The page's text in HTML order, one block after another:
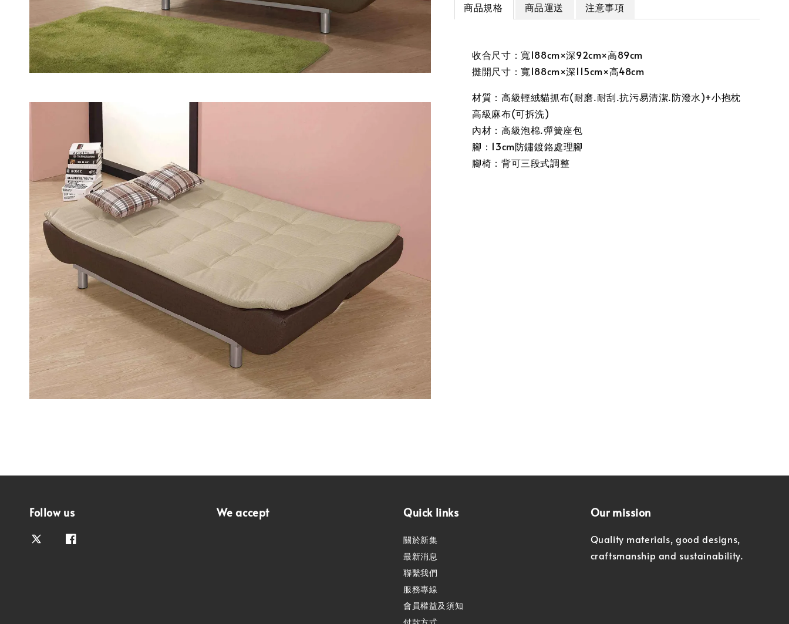
商品規格 商品運送 注意事項
收合尺寸：寬188cm×深92cm×高89cm
攤開尺寸：寬188cm×深115cm×高48cm
材質：高級輕絨貓抓布(耐磨.耐刮.抗污易清潔.防潑水)+小抱枕
高級麻布(可拆洗)
內材：高級泡棉.彈簧座包
腳：13cm防鏽鍍鉻處理腳
腳椅：背可三段式調整
Follow us We accept Quick links
關於新集
最新消息
聯繫我們
服務專線
會員權益及須知
Our mission
Quality materials, good designs,
craftsmanship and sustainability.